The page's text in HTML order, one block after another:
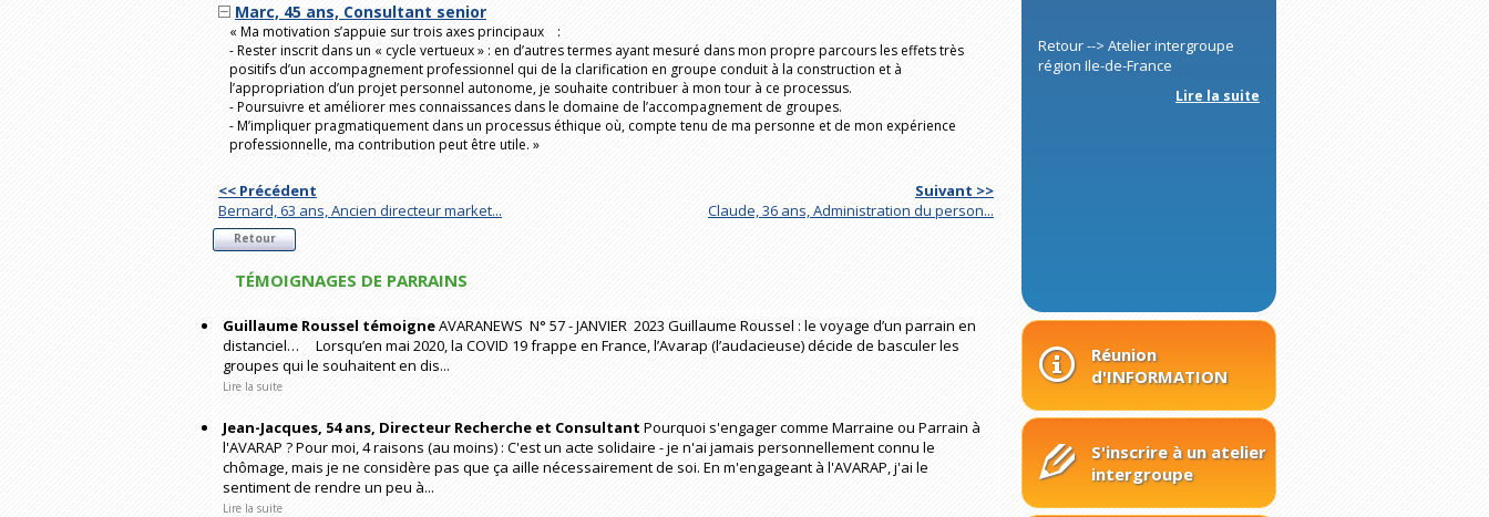
Marc, 45 ans, Consultant senior
« Ma motivation s’appuie sur trois axes principaux :
- Rester inscrit dans un « cycle vertueux » : en d’autres termes ayant mesuré dans mon propre parcours les effets très
positifs d’un accompagnement professionnel qui de la clarification en groupe conduit à la construction et à
l’appropriation d’un projet personnel autonome, je souhaite contribuer à mon tour à ce processus.
- Poursuivre et améliorer mes connaissances dans le domaine de l’accompagnement de groupes.
- M’impliquer pragmatiquement dans un processus éthique où, compte tenu de ma personne et de mon expérience
professionnelle, ma contribution peut être utile. »
<< Précédent
Bernard, 63 ans, Ancien directeur market...
Suivant >>
Claude, 36 ans, Administration du person...
Retour
TÉMOIGNAGES DE PARRAINS
Guillaume Roussel témoigneAVARANEWS N° 57 - JANVIER 2023 Guillaume Roussel : le voyage d’un parrain en
distanciel… Lorsqu’en mai 2020, la COVID 19 frappe en France, l’Avarap (l’audacieuse) décide de basculer les
groupes qui le souhaitent en dis...
Lire la suite
Jean-Jacques, 54 ans, Directeur Recherche et Consultant Pourquoi s'engager comme Marraine ou Parrain à
l'AVARAP ? Pour moi, 4 raisons (au moins) : C'est un acte solidaire - je n'ai jamais personnellement connu le
chômage, mais je ne considère pas que ça aille nécessairement de soi. En m'engageant à l'AVARAP, j'ai le
sentiment de rendre un peu à...
Lire la suite
Retour --> Atelier intergroupe
région Ile-de-France
Lire la suite
Réunion
d'INFORMATION
S'inscrire à un atelier
intergroupe